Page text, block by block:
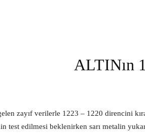
ALTINın
zayıf verilerle 1223 – 1220 direncini
test edilmesi beklenirken sarı metalin